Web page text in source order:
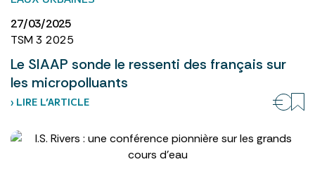
27/03/2025
TSM 3 2025
Le SIAAP sonde le ressenti des français sur
les micropolluants
› LIRE L’ARTICLE